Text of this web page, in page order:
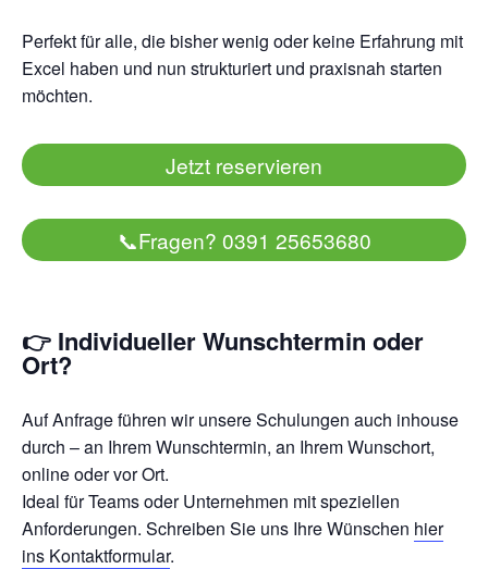
Perfekt für alle, die bisher wenig oder keine Erfahrung mit
Excel haben und nun strukturiert und praxisnah starten
möchten.
Jetzt reservieren
📞Fragen? 0391 25653680
👉 Individueller Wunschtermin oder
Ort?
Auf Anfrage führen wir unsere Schulungen auch inhouse
durch – an Ihrem Wunschtermin, an Ihrem Wunschort,
online oder vor Ort.
Ideal für Teams oder Unternehmen mit speziellen
Anforderungen. Schreiben Sie uns Ihre Wünschen hier
ins Kontaktformular.